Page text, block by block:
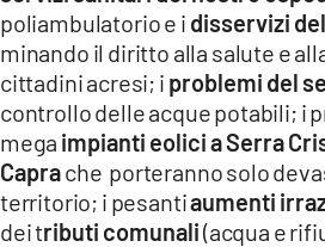
poliambulatorio e i disservizi
minando il diritto alla salute e
cittadini acresi; i problemi del
controllo delle acque potabili; i
mega impianti eolici a Serra
Caprache porteranno solo
territorio; i pesantiaumenti
dei tributi comunali(acqua e